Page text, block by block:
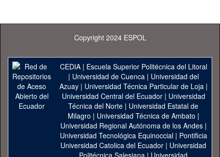
Copyright 2024 ESPOL
CEDIA| Escuela Superior Politécnica del Litoral
| Universidad de Cuenca| Universidad del
Azuay| Universidad Técnica Particular de Loja|
Universidad Central del Ecuador| Universidad
Técnica del Norte | Universidad Estatal de
Milagro | Universidad Técnica de Ambato |
Universidad Regional Autónoma de los Andes|
Universidad Tecnológica Equinoccial| Pontificia
Universidad Catolica del Ecuador | Universidad
Politécnica Salesiana | Universidad